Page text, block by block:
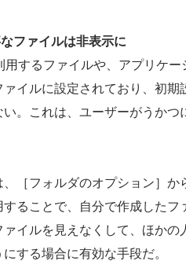
ファイルは非表示に
するファイルや、アプリケ
イルに設定されており、初期
。これは、ユーザーがうかつ
［フォルダのオプション］
ることで、自分で作成したフ
イルを見えなくして、ほかの
する場合に有効な手段だ。